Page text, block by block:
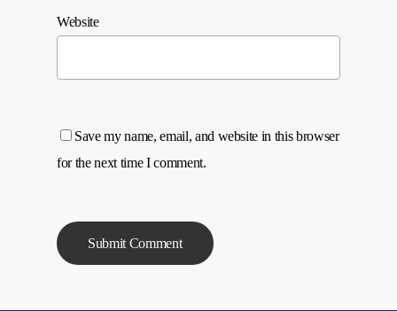
Website
Save my name, email, and website in this browser
for the next time I comment.